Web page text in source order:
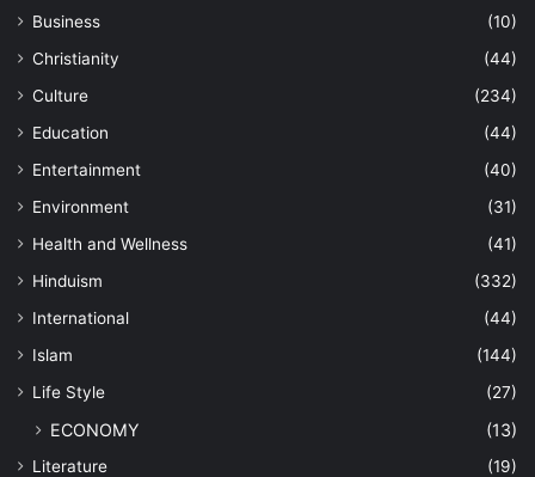
Business
(10)
Christianity
(44)
Culture
(234)
Education
(44)
Entertainment
(40)
Environment
(31)
Health and Wellness
(41)
Hinduism
(332)
International
(44)
Islam
(144)
Life Style
(27)
ECONOMY (13)
Literature
(19)